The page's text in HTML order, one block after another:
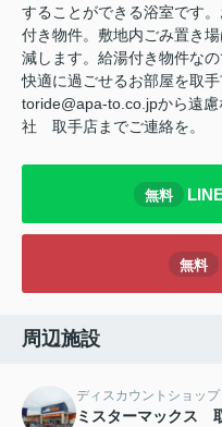
することができる浴室です
付き物件。敷地内ごみ置き
減します。給湯付き物件な
快適に過ごせるお部屋を取
toride@apa-to.co.jpから遠
社 取手店までご連絡を。
無料
無料
周辺施設
ディスカウントショップ
ミスターマックス